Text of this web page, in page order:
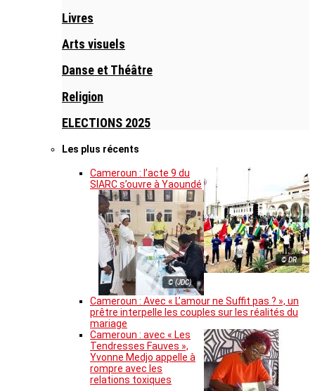
Livres
Arts visuels
Danse et Théâtre
Religion
ELECTIONS 2025
Les plus récents
© DR
Cameroun : l’acte 9 du
SIARC s’ouvre à Yaoundé
© (JDC)
Cameroun : Avec « L’amour ne Suffit pas ? », un
prêtre interpelle les couples sur les réalités du
mariage
Cameroun : avec « Les
Tendresses Fauves »,
Yvonne Medjo appelle à
rompre avec les
relations toxiques